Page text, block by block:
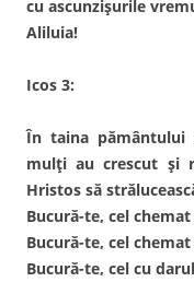
cu ascunzișurile
Aliluia!
Icos 3:
În taina
mulți au crescut și
Hristos să
Bucură-te, cel
Bucură-te, cel
Bucură-te, cel cu